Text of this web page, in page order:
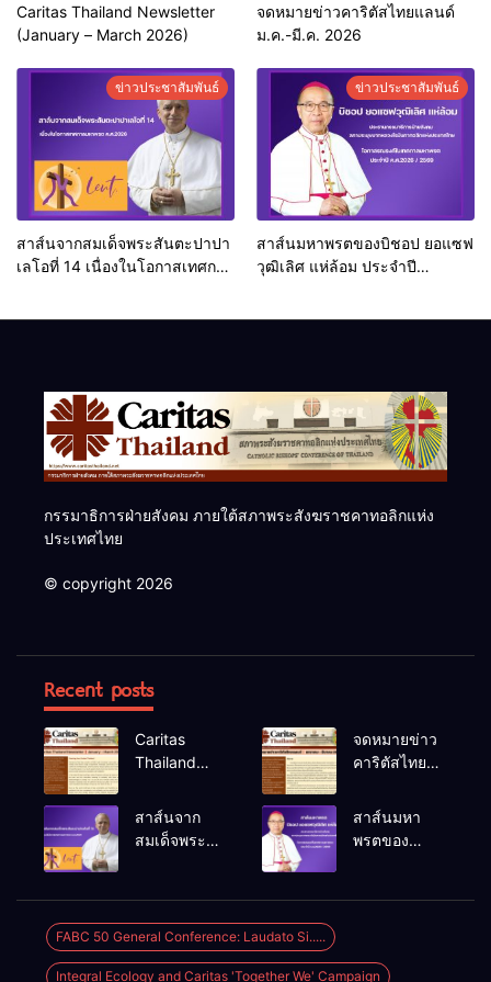
Caritas Thailand Newsletter
(January – March 2026)
จดหมายข่าวคาริตัสไทยแลนด์
ม.ค.-มี.ค. 2026
ข่าวประชาสัมพันธ์
สาส์นจากสมเด็จพระสันตะปาปา
เลโอที่ 14 เนื่องในโอกาสเทศกาล
ข่าวประชาสัมพันธ์
สาส์นมหาพรตของบิชอป ยอแซฟ
วุฒิเลิศ แห่ล้อม ประจำปี
กรรมาธิการฝ่ายสังคม ภายใต้สภาพระสังฆราชคาทอลิกแห่ง
ประเทศไทย
© copyright 2026
Recent posts
Caritas
Thailand
(January –
March 2026)
จดหมายข่าว
คาริตัสไทย
มี.ค. 2026
สาส์นจาก
สมเด็จพระ
โอกาส
เทศกาลมหา
สาส์นมหา
พรตของ
FABC 50 General Conference: Laudato Si.....
Integral Ecology and Caritas 'Together We' Campaign